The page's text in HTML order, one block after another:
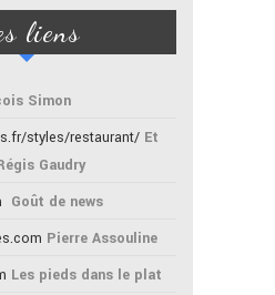
liens
Simon
styles/restaurant/ Et
Gaudry
Goût de news
Pierre Assouline
Les pieds dans le plat